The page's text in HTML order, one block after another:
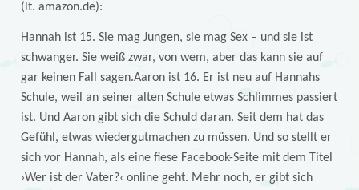
(lt. amazon.de):
Hannah ist 15. Sie mag Jungen, sie mag Sex – und sie ist
schwanger. Sie weiß zwar, von wem, aber das kann sie auf
gar keinen Fall sagen.Aaron ist 16. Er ist neu auf Hannahs
Schule, weil an seiner alten Schule etwas Schlimmes passiert
ist. Und Aaron gibt sich die Schuld daran. Seit dem hat das
Gefühl, etwas wiedergutmachen zu müssen. Und so stellt er
sich vor Hannah, als eine fiese Facebook-Seite mit dem Titel
›Wer ist der Vater?‹ online geht. Mehr noch, er gibt sich